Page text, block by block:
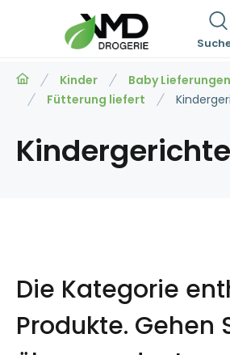
Kinder
Baby Lieferungen
Fütterung liefert
Kindergerichte
Die Kategorie
Produkte. Gehen